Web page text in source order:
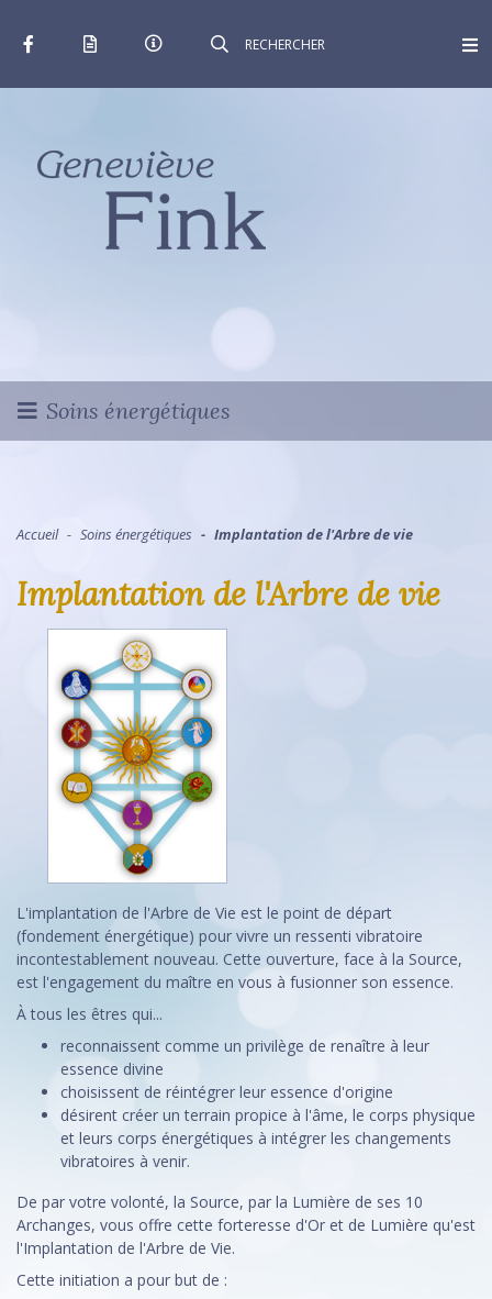
Soins énergétiques
Accueil Soins énergétiques Implantation de l'Arbre de vie
Implantation de l'Arbre de vie
L'implantation de l'Arbre de Vie est le point de départ
(fondement énergétique) pour vivre un ressenti vibratoire
incontestablement nouveau. Cette ouverture, face à la Source,
est l'engagement du maître en vous à fusionner son essence.
À tous les êtres qui...
reconnaissent comme un privilège de renaître à leur
essence divine
choisissent de réintégrer leur essence d'origine
désirent créer un terrain propice à l'âme, le corps physique
et leurs corps énergétiques à intégrer les changements
vibratoires à venir.
De par votre volonté, la Source, par la Lumière de ses 10
Archanges, vous offre cette forteresse d'Or et de Lumière qu'est
l'Implantation de l'Arbre de Vie.
Cette initiation a pour but de :